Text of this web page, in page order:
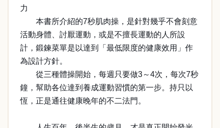
力
本書所介紹的7秒肌肉操，是針對幾乎不會刻意
活動身體、討厭運動，或是不擅長運動的人所設
計，鍛鍊菜單是以達到「最低限度的健康效用」作
為設計方針。
從三種體操開始，每週只要做3～4次，每次7秒
鐘，幫助各位達到養成運動習慣的第一步。持只以
恆，正是通往健康晚年的不二法門。